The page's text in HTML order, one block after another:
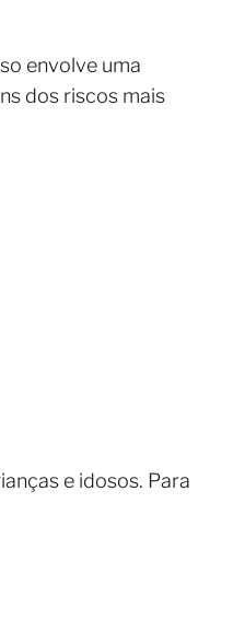
envolve uma
dos riscos mais
e idosos. Para